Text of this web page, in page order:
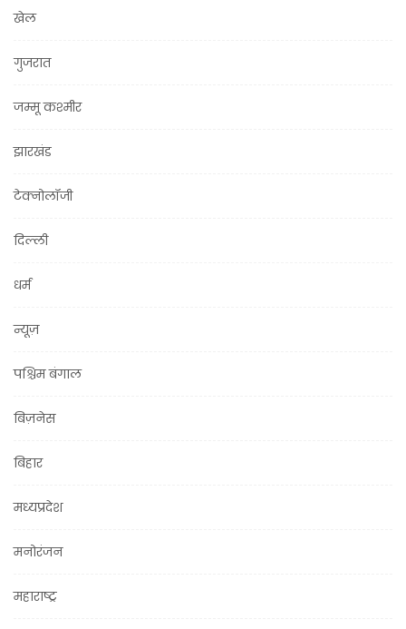
खेल
गुजरात
जम्मू कश्मीर
झारखंड
टेक्नोलॉजी
दिल्ली
धर्म
न्यूज़
पश्चिम बंगाल
बिज़नेस
बिहार
मध्यप्रदेश
मनोरंजन
महाराष्ट्र